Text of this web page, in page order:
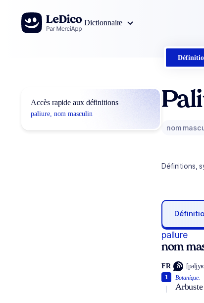
Aller au contenu
Dictionnaire
Accès rapide aux définitions
paliure, nom masculin
nom
Définitions,
paliure
nom
FR
Botanique.
1